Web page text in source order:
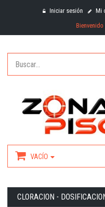
Iniciar sesión Mi
Bienvenido
VACÍO
CLORACION -